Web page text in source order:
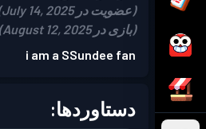
(عضویت در July 14, 2025)
(بازی در August 12, 2025)
i am a SSundee fan
دستاوردها: